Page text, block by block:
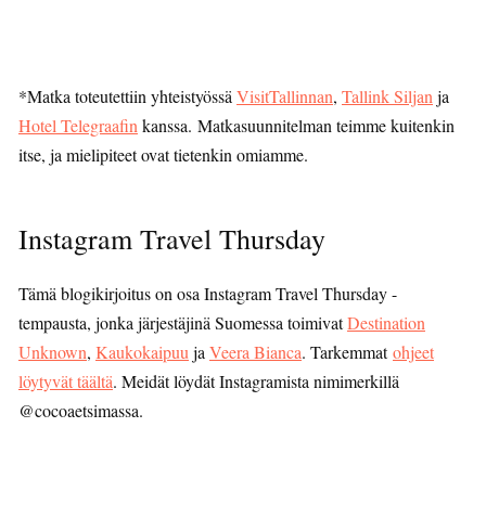
*Matka toteutettiin yhteistyössäVisitTallinnan, Tallink Siljanja
Hotel Telegraafinkanssa. Matkasuunnitelman teimme kuitenkin
itse, ja mielipiteet ovat tietenkin omiamme.
Instagram Travel Thursday
Tämä blogikirjoitus on osa Instagram Travel Thursday -
tempausta, jonka järjestäjinä Suomessa toimivatDestination
Unknown, KaukokaipuujaVeera Bianca. Tarkemmatohjeet
löytyvät täältä. Meidät löydät Instagramista nimimerkillä
@cocoaetsimassa.